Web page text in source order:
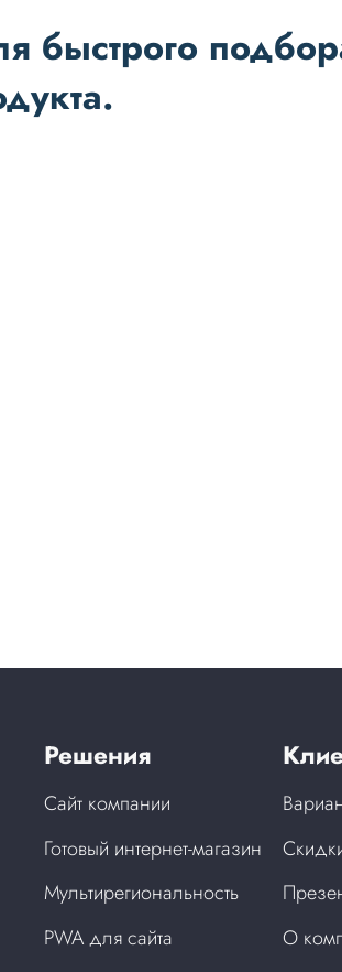
быстрого
Решения
Сайт компании
Готовый интернет-магазин
Мультирегиональность
PWA для сайта
О